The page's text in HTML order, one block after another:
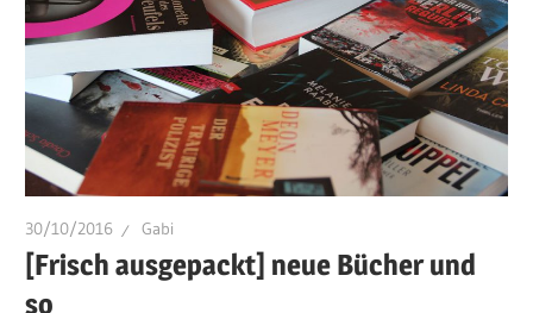
30/10/2016 Gabi
[Frisch ausgepackt] neue Bücher und
so